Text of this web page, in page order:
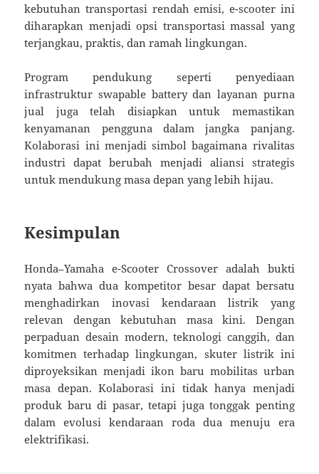
kebutuhan transportasi rendah emisi, e-scooter ini
diharapkan menjadi opsi transportasi massal yang
terjangkau, praktis, dan ramah lingkungan.
Program pendukung seperti penyediaan
infrastruktur swapable battery dan layanan purna
jual juga telah disiapkan untuk memastikan
kenyamanan pengguna dalam jangka panjang.
Kolaborasi ini menjadi simbol bagaimana rivalitas
industri dapat berubah menjadi aliansi strategis
untuk mendukung masa depan yang lebih hijau.
Kesimpulan
Honda–Yamaha e-Scooter Crossover adalah bukti
nyata bahwa dua kompetitor besar dapat bersatu
menghadirkan inovasi kendaraan listrik yang
relevan dengan kebutuhan masa kini. Dengan
perpaduan desain modern, teknologi canggih, dan
komitmen terhadap lingkungan, skuter listrik ini
diproyeksikan menjadi ikon baru mobilitas urban
masa depan. Kolaborasi ini tidak hanya menjadi
produk baru di pasar, tetapi juga tonggak penting
dalam evolusi kendaraan roda dua menuju era
elektrifikasi.